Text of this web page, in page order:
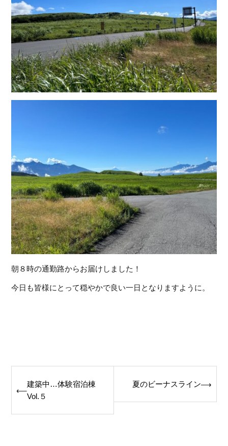
朝８時の通勤路からお届けしました！
今日も皆様にとって穏やかで良い一日となりますように。
Post
navigation
⟵
建築中…体験宿泊棟
Vol.５
夏のビーナスライン⟶